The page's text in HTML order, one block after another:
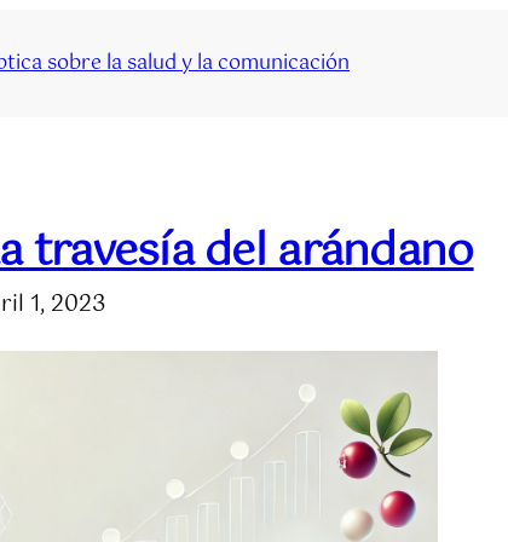
sobre la salud y la comunicación
travesía del arándano
1, 2023